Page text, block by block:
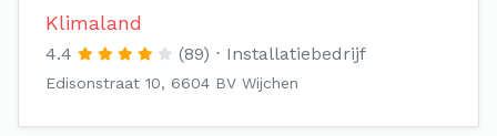
Klimaland
4.4 (89) Installatiebedrijf
Edisonstraat 10, 6604 BV Wijchen